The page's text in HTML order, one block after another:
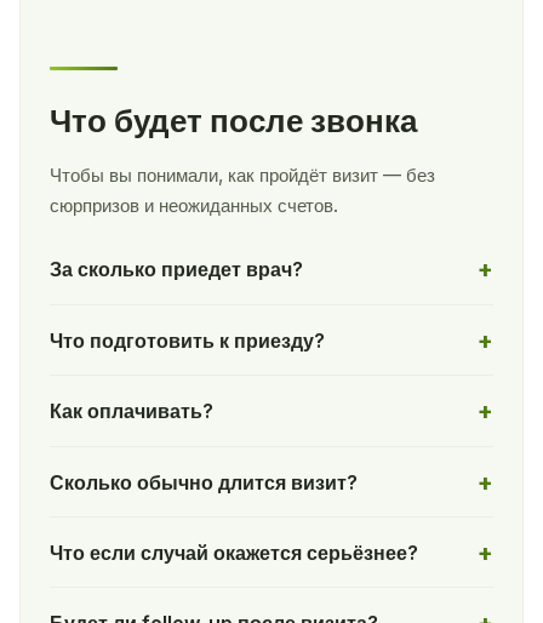
Что будет после звонка
Чтобы вы понимали, как пройдёт визит — без
сюрпризов и неожиданных счетов.
За сколько приедет врач?
Что подготовить к приезду?
Как оплачивать?
Сколько обычно длится визит?
Что если случай окажется серьёзнее?